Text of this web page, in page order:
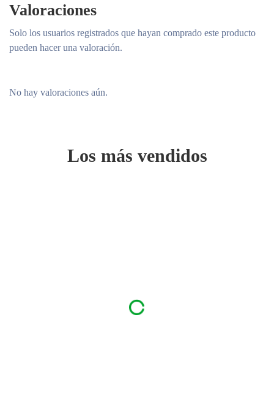
Valoraciones
No hay valoraciones aún.
Solo los usuarios registrados que hayan comprado este producto
pueden hacer una valoración.
Los más vendidos